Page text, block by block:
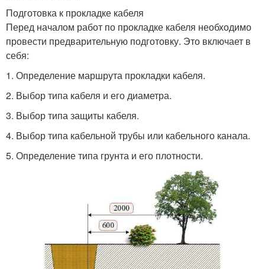
Подготовка к прокладке кабеля
Перед началом работ по прокладке кабеля необходимо
провести предварительную подготовку. Это включает в
себя:
1. Определение маршрута прокладки кабеля.
2. Выбор типа кабеля и его диаметра.
3. Выбор типа защиты кабеля.
4. Выбор типа кабельной трубы или кабельного канала.
5. Определение типа грунта и его плотности.